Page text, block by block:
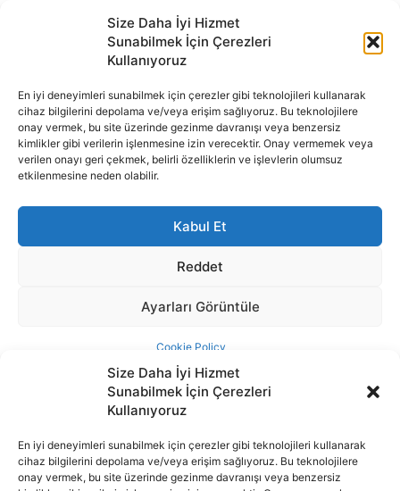
Size Daha İyi Hizmet
Sunabilmek İçin Çerezleri
Kullanıyoruz
En iyi deneyimleri sunabilmek için çerezler gibi teknolojileri kullanarak
cihaz bilgilerini depolama ve/veya erişim sağlıyoruz. Bu teknolojilere
onay vermek, bu site üzerinde gezinme davranışı veya benzersiz
İnternet portalımızda yer alan tüm haber metini, resim ve benzeri
içeriğin hakları Sigortamedya Yayıncılık A.Ş.'ye aittir. Hiçbir şekilde